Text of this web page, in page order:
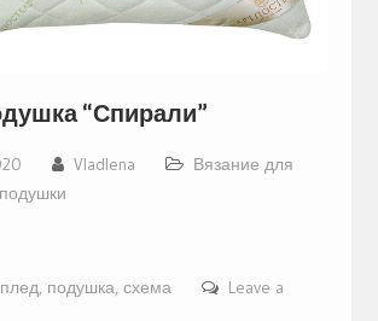
“Спирали”
Vladlena
Вязание для
плед, подушка, схема
Leave a